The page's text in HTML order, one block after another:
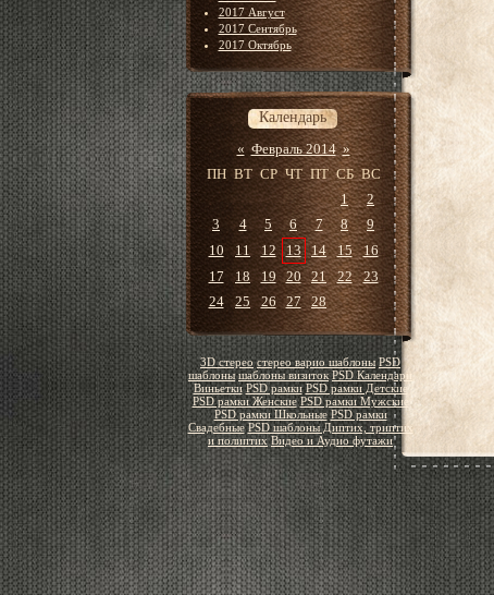
2017 Август
2017 Сентябрь
2017 Октябрь
Календарь
« Февраль 2014 »
ПН ВТ СР ЧТ ПТ СБ ВС
1
2
3
4 5 6 7 8
9
10
11 12 13 14 15
16
17
18 19 20 21 22
23
24
25 26 27 28
3D стерео стерео варио шаблоны PSD
шаблоны шаблоны визиток PSD Календари
Виньетки PSD рамки PSD рамки Детские
PSD рамки Женские PSD рамки Мужские
PSD рамки Школьные PSD рамки
Свадебные PSD шаблоны Диптих, триптих
и полиптих Видео и Аудио футажи